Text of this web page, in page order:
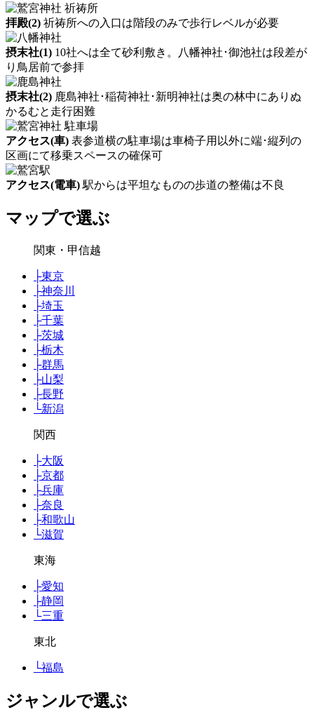
拝殿(2) 祈祷所への入口は階段のみで歩行レベルが必要
摂末社(1) 10社へは全て砂利敷き。八幡神社･御池社は段差が
り鳥居前で参拝
摂末社(2) 鹿島神社･稲荷神社･新明神社は奥の林中にありぬ
かるむと走行困難
アクセス(車) 表参道横の駐車場は車椅子用以外に端･縦列の
区画にて移乗スペースの確保可
アクセス(電車) 駅からは平坦なものの歩道の整備は不良
マップで選ぶ
関東・甲信越
├東京
├神奈川
├埼玉
├千葉
├茨城
├栃木
├群馬
├山梨
├長野
└新潟
関西
├大阪
├京都
├兵庫
├奈良
├和歌山
└滋賀
東海
├愛知
├静岡
└三重
東北
└福島
ジャンルで選ぶ